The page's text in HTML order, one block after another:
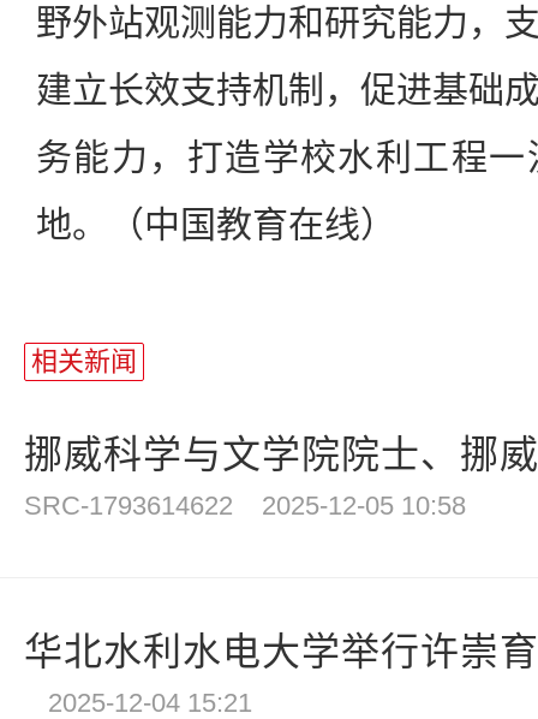
野外站观测能力和研究能力，
建立长效支持机制，促进基础
务能力，打造学校水利工程
地。（中国教育在线）
相关新闻
挪威科学与文学院院士、挪
SRC-1793614622 2025-12-05 10:58
华北水利水电大学举行许崇
2025-12-04 15:21